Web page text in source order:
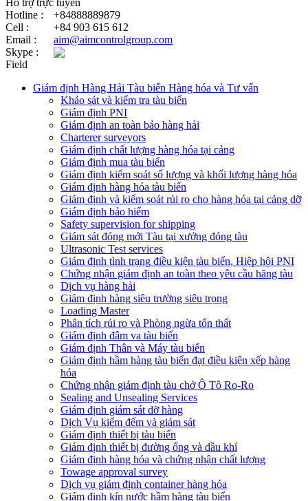
Hotline :
+84888889879
Cell :
+84 903 615 612
Email :
aim@aimcontrolgroup.com
Skype :
Field
Giám định Hàng Hải Tàu biển Hàng hóa và Tư vấn
Khảo sát và kiểm tra tàu biển
Giám định PNI
Giám định an toàn bảo hàng hải
Charterer surveyors
Giám định chất lượng hàng hóa tại cảng
​Giám định mua tàu biển
Giám định kiểm soát số lượng và khối lượng hàng hóa
Giám định hàng hóa tàu biển
Giám định và kiểm soát rủi ro cho hàng hóa tại cảng dỡ
Giám định bảo hiểm
Safety supervision for shipping
Giám sát đóng mới Tàu tại xưởng đóng tàu
Ultrasonic Test services
Giám định tình trạng điều kiện tàu biển, Hiệp hội PNI
Chứng nhận giám định an toàn theo yêu cầu hãng tàu
Dịch vụ hàng hải
Giám định hàng siêu trường siêu trọng
Loading Master
Phân tích rủi ro và Phòng ngừa tổn thất
​Giám định đâm va tàu biển
Giám định Thân và Máy tàu biển
​Giám định hầm hàng tàu biển đạt điều kiện xếp hàng
hóa
Chứng nhận giám định tàu chở Ô Tô Ro-Ro
Sealing and Unsealing Services
Giám định giám sát dỡ hàng
Dịch Vụ kiểm đếm và giám sát
Giám định thiết bị tàu biển
Giám định thiết bị đường ống và dầu khí
Giám định hàng hóa và chứng nhận chất lượng
Towage approval survey
Dịch vụ giám định container hàng hóa
Giám định kín nước hầm hàng tàu biển